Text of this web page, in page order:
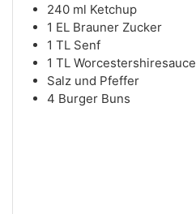
240 ml Ketchup
1 EL Brauner Zucker
1 TL Senf
1 TL Worcestershiresauce
Salz und Pfeffer
4 Burger Buns